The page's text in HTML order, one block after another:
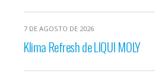
7 DE AGOSTO DE 2026
Klima Refresh de LIQUI MOLY